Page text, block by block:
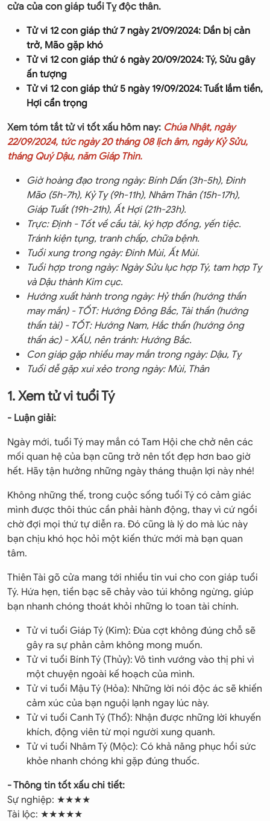
cửa của con giáp tuổi Tỵ độc thân.
Tử vi 12 con giáp thứ 7 ngày 21/09/2024: Dần bị cản
trở, Mão gặp khó
Tử vi 12 con giáp thứ 6 ngày 20/09/2024: Tý, Sửu gây
ấn tượng
Tử vi 12 con giáp thứ 5 ngày 19/09/2024: Tuất lắm tiền,
Hợi cẩn trọng
Xem tóm tắt tử vi tốt xấu hôm nay: Chúa Nhật, ngày
22/09/2024, tức ngày 20 tháng 08 lịch âm, ngày Kỷ Sửu,
tháng Quý Dậu, năm Giáp Thìn.
Giờ hoàng đạo trong ngày: Bính Dần (3h-5h), Đinh
Mão (5h-7h), Kỷ Tỵ (9h-11h), Nhâm Thân (15h-17h),
Giáp Tuất (19h-21h), Ất Hợi (21h-23h).
Trực: Định - Tốt về cầu tài, ký hợp đồng, yến tiệc.
Tránh kiện tụng, tranh chấp, chữa bệnh.
Tuổi xung trong ngày: Đinh Mùi, Ất Mùi.
Tuổi hợp trong ngày: Ngày Sửu lục hợp Tý, tam hợp Tỵ
và Dậu thành Kim cục.
Hướng xuất hành trong ngày: Hỷ thần (hướng thần
may mắn) - TỐT: Hướng Đông Bắc, Tài thần (hướng
thần tài) - TỐT: Hướng Nam, Hắc thần (hướng ông
thần ác) - XẤU, nên tránh: Hướng Bắc.
Con giáp gặp nhiều may mắn trong ngày: Dậu, Tỵ
Tuổi dễ gặp xui xẻo trong ngày: Mùi, Thân
1. Xem tử vi tuổi Tý
- Luận giải:
Ngày mới, tuổi Tý may mắn có Tam Hội che chở nên các
mối quan hệ của bạn cũng trở nên tốt đẹp hơn bao giờ
hết. Hãy tận hưởng những ngày tháng thuận lợi này nhé!
Không những thế, trong cuộc sống tuổi Tý có cảm giác
mình được thôi thúc cần phải hành động, thay vì cứ ngồi
chờ đợi mọi thứ tự diễn ra. Đó cũng là lý do mà lúc này
bạn chịu khó học hỏi một kiến thức mới mà bạn quan
tâm.
Thiên Tài gõ cửa mang tới nhiều tin vui cho con giáp tuổi
Tý. Hứa hẹn, tiền bạc sẽ chảy vào túi không ngừng, giúp
bạn nhanh chóng thoát khỏi những lo toan tài chính.
Tử vi tuổi Giáp Tý (Kim): Đùa cợt không đúng chỗ sẽ
gây ra sự phản cảm không mong muốn.
Tử vi tuổi Bính Tý (Thủy): Vô tình vướng vào thị phi vì
một chuyện ngoài kế hoạch của mình.
Tử vi tuổi Mậu Tý (Hỏa): Những lời nói độc ác sẽ khiến
cảm xúc của bạn nguội lạnh ngay lúc này.
Tử vi tuổi Canh Tý (Thổ): Nhận được những lời khuyến
khích, động viên từ mọi người xung quanh.
Tử vi tuổi Nhâm Tý (Mộc): Có khả năng phục hồi sức
khỏe nhanh chóng khi gặp đúng thuốc.
- Thông tin tốt xấu chi tiết:
Sự nghiệp: ★★★★
Tài lộc: ★★★★★